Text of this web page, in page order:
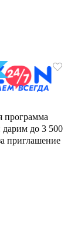
программа
дарим до 3 500
приглашение